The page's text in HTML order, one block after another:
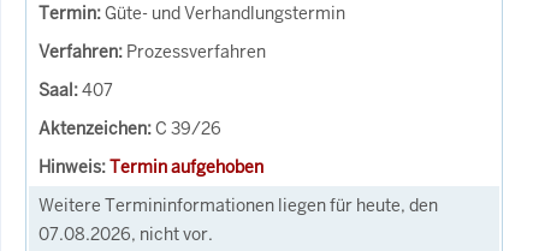
Güte- und Verhandlungstermin
Prozessverfahren
407
C 39/26
Termin aufgehoben
Weitere Termininformationen liegen für heute, den
07.08.2026, nicht vor.